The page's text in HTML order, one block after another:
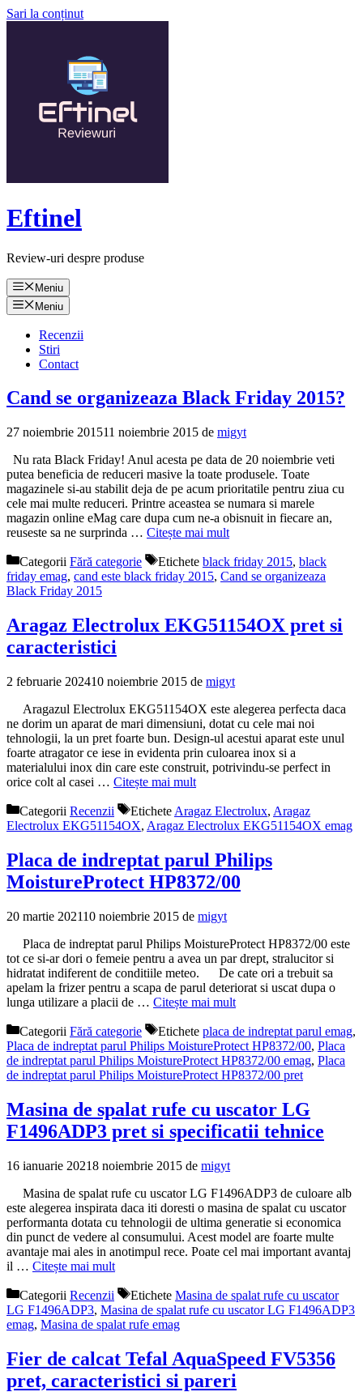
Sari la conținut
Eftinel
Review-uri despre produse
Meniu
Meniu
Recenzii
Stiri
Contact
Cand se organizeaza Black Friday 2015?
27 noiembrie 201511 noiembrie 2015 de migyt
Nu rata Black Friday! Anul acesta pe data de 20 noiembrie veti
putea beneficia de reduceri masive la toate produsele. Toate
magazinele si-au stabilit deja de pe acum prioritatile pentru ziua cu
cele mai multe reduceri. Printre aceastea se numara si marele
magazin online eMag care dupa cum ne-a obisnuit in fiecare an,
reuseste sa ne surprinda … Citește mai mult
Categorii Fără categorie Etichete black friday 2015, black
friday emag, cand este black friday 2015, Cand se organizeaza
Black Friday 2015
Aragaz Electrolux EKG51154OX pret si
caracteristici
2 februarie 202410 noiembrie 2015 de migyt
Aragazul Electrolux EKG51154OX este alegerea perfecta daca
ne dorim un aparat de mari dimensiuni, dotat cu cele mai noi
tehnologii, la un pret foarte bun. Design-ul acestui aparat este unul
foarte atragator ce iese in evidenta prin culoarea inox si a
materialului inox din care este construit, potrivindu-se perfect in
orice colt al casei … Citește mai mult
Categorii Recenzii Etichete Aragaz Electrolux, Aragaz
Electrolux EKG51154OX, Aragaz Electrolux EKG51154OX emag
Placa de indreptat parul Philips
MoistureProtect HP8372/00
20 martie 202110 noiembrie 2015 de migyt
Placa de indreptat parul Philips MoistureProtect HP8372/00 este
tot ce si-ar dori o femeie pentru a avea un par drept, stralucitor si
hidratat indiferent de conditiile meteo. De cate ori a trebuit sa
apelam la frizer pentru a scapa de parul deteriorat si uscat dupa o
lunga utilizare a placii de … Citește mai mult
Categorii Fără categorie Etichete placa de indreptat parul emag,
Placa de indreptat parul Philips MoistureProtect HP8372/00, Placa
de indreptat parul Philips MoistureProtect HP8372/00 emag, Placa
de indreptat parul Philips MoistureProtect HP8372/00 pret
Masina de spalat rufe cu uscator LG
F1496ADP3 pret si specificatii tehnice
16 ianuarie 20218 noiembrie 2015 de migyt
Masina de spalat rufe cu uscator LG F1496ADP3 de culoare alb
este alegerea inspirata daca iti doresti o masina de spalat cu uscator
performanta dotata cu tehnologii de ultima generatie si economica
din punct de vedere al consumului. Acest model are foarte multe
avantaje mai ales in anotimpul rece. Poate cel mai important avantaj
il … Citește mai mult
Categorii Recenzii Etichete Masina de spalat rufe cu uscator
LG F1496ADP3, Masina de spalat rufe cu uscator LG F1496ADP3
emag, Masina de spalat rufe emag
Fier de calcat Tefal AquaSpeed FV5356
pret, caracteristici si pareri